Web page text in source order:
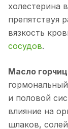
холестерина
препятствуя
вязкость
сосудов.
Масло
и половой
влияние на
шлаков,